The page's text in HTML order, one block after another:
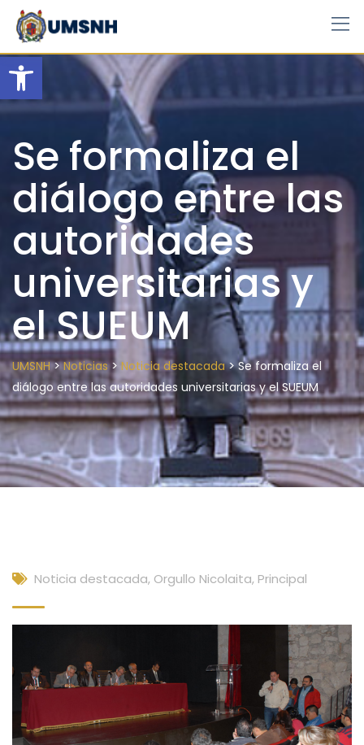
Open toolbar
Skip
content
Se formaliza el
diálogo entre las
autoridades
universitarias y
el SUEUM
UMSNH>Noticias> Noticia destacada>Se formaliza el
diálogo entre las autoridades universitarias y el SUEUM
Noticia destacada, Orgullo Nicolaita, Principal